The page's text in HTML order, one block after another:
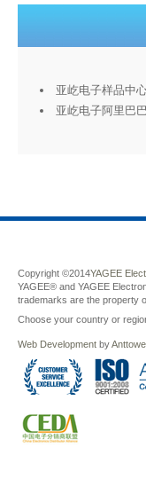
亚屹电子样品中
亚屹电子阿里巴
Copyright ©2014YAGEE
YAGEE® and YAGEE
trademarks are the property
Choose your country or
Web Development by